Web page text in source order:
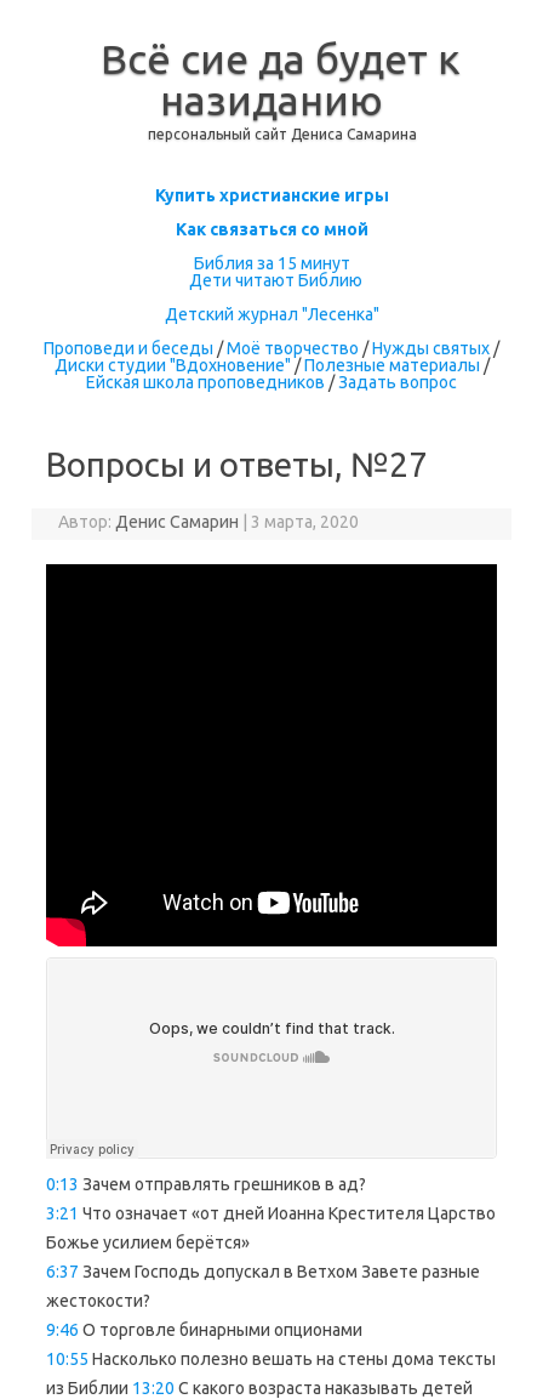
Всё сие да будет к
назиданию
персональный сайт Дениса Самарина
Перейти к содержимому
Купить христианские игры
Как связаться со мной
Библия за 15 минут
Дети читают Библию
Детский журнал "Лесенка"
Проповеди и беседы /Моё творчество /Нужды святых /
Диски студии "Вдохновение" /Полезные материалы /
Ейская школа проповедников /Задать вопрос
Вопросы и ответы, №27
Автор: Денис Самарин 3 марта, 2020
0:13 Зачем отправлять грешников в ад?
3:21 Что означает «от дней Иоанна Крестителя Царство
Божье усилием берётся»
6:37 Зачем Господь допускал в Ветхом Завете разные
жестокости?
9:46 О торговле бинарными опционами
10:55 Насколько полезно вешать на стены дома тексты
из Библии 13:20 С какого возраста наказывать детей